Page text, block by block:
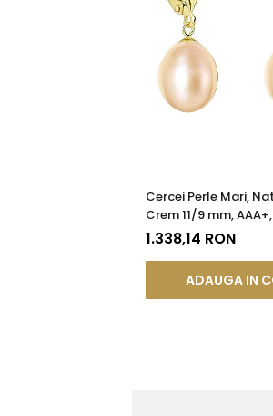
Cercei Perle Mari,
Crem 11/9 mm,
(aur 585), Forma
1.338,14 RON
ADAUGA IN